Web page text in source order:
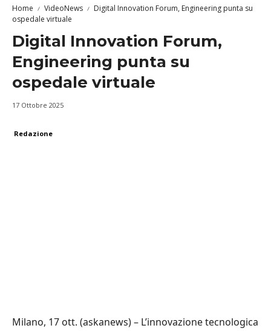
Home VideoNews
Digital Innovation Forum, Engineering punta su
ospedale virtuale
Digital Innovation Forum,
Engineering punta su
ospedale virtuale
17 Ottobre 2025
Redazione
Milano, 17 ott. (askanews) – L’innovazione tecnologica